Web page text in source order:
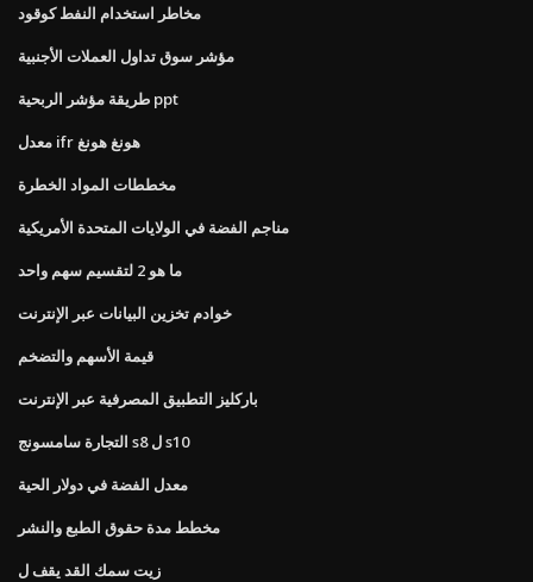
مخاطر استخدام النفط كوقود
مؤشر سوق تداول العملات الأجنبية
طريقة مؤشر الربحية ppt
معدل ifr هونغ هونغ
مخططات المواد الخطرة
مناجم الفضة في الولايات المتحدة الأمريكية
ما هو 2 لتقسيم سهم واحد
خوادم تخزين البيانات عبر الإنترنت
قيمة الأسهم والتضخم
باركليز التطبيق المصرفية عبر الإنترنت
التجارة سامسونج s8 ل s10
معدل الفضة في دولار الحية
مخطط مدة حقوق الطبع والنشر
زيت سمك القد يقف ل